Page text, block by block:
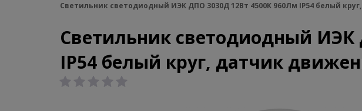
Светильник светодиодный ИЭК ДПО 3030Д 12Вт 4500К 960Лм IP54 белый
Светильник светодиодный
IP54 белый круг, датчик